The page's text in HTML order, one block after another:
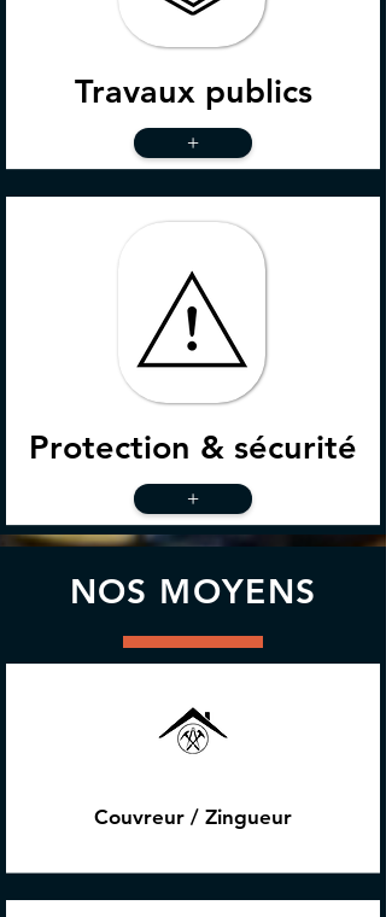
Travaux publics
+
Protection & sécurité
+
NOS MOYENS
Couvreur / Zingueur